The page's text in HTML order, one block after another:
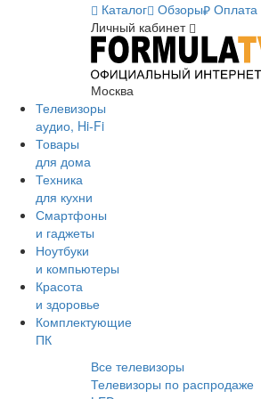
Каталог Обзоры Оплата
Личный кабинет
Москва
Телевизоры
аудио, Hi-Fi
Товары
для дома
Техника
для кухни
Смартфоны
и гаджеты
Ноутбуки
и компьютеры
Красота
и здоровье
Комплектующие
ПК
Все телевизоры
Телевизоры по распродаже